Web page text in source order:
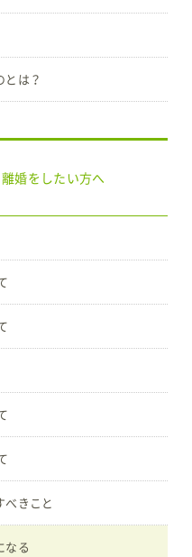
とは？
婚をしたい方へ
べきこと
なる